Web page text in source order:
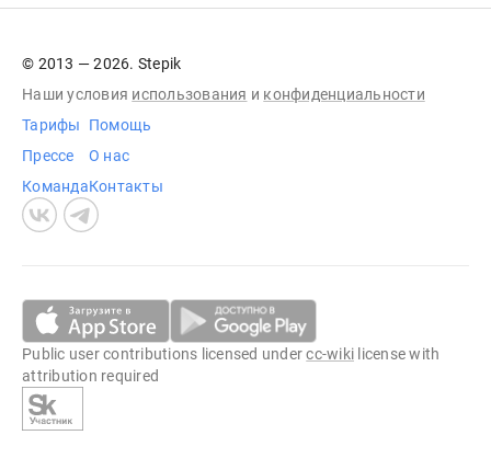
© 2013 — 2026. Stepik
Наши условия использования и конфиденциальности
Тарифы
Прессе
Команда
Помощь
О нас
Контакты
Public user contributions licensed undercc-wiki license with
attribution required